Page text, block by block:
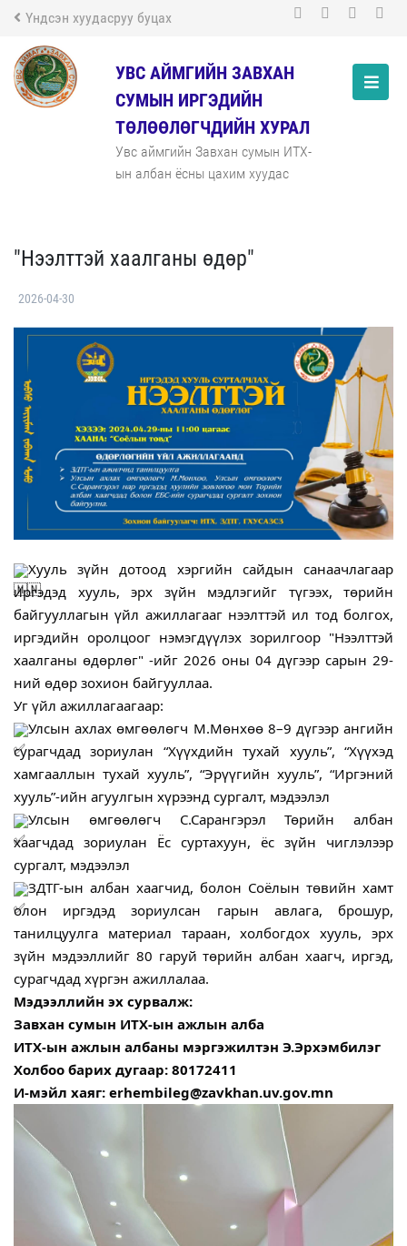
Үндсэн хуудасруу буцах
УВС АЙМГИЙН ЗАВХАН
СУМЫН ИРГЭДИЙН
ТӨЛӨӨЛӨГЧДИЙН ХУРАЛ
Увс аймгийн Завхан сумын ИТХ-
ын албан ёсны цахим хуудас
"Нээлттэй хаалганы өдөр"
2026-04-30
Хууль зүйн дотоод хэргийн сайдын санаачлагаар
иргэдэд хууль, эрх зүйн мэдлэгийг түгээх, төрийн
байгууллагын үйл ажиллагааг нээлттэй ил тод болгох,
иргэдийн оролцоог нэмэгдүүлэх зорилгоор "Нээлттэй
хаалганы өдөрлөг" -ийг 2026 оны 04 дүгээр сарын 29-
ний өдөр зохион байгууллаа.
Уг үйл ажиллагаагаар:
Улсын ахлах өмгөөлөгч М.Мөнхөө 8–9 дүгээр ангийн
сурагчдад зориулан “Хүүхдийн тухай хууль”, “Хүүхэд
хамгааллын тухай хууль”, “Эрүүгийн хууль”, “Иргэний
хууль”-ийн агуулгын хүрээнд сургалт, мэдээлэл
Улсын өмгөөлөгч С.Сарангэрэл Төрийн албан
хаагчдад зориулан Ёс суртахуун, ёс зүйн чиглэлээр
сургалт, мэдээлэл
ЗДТГ-ын албан хаагчид, болон Соёлын төвийн хамт
олон иргэдэд зориулсан гарын авлага, брошур,
танилцуулга материал тараан, холбогдох хууль, эрх
зүйн мэдээллийг 80 гаруй төрийн албан хаагч, иргэд,
сурагчдад хүргэн ажиллалаа.
Мэдээллийн эх сурвалж:
Завхан сумын ИТХ-ын ажлын алба
ИТХ-ын ажлын албаны мэргэжилтэн Э.Эрхэмбилэг
Холбоо барих дугаар: 80172411
И-мэйл хаяг: erhembileg@zavkhan.uv.gov.mn